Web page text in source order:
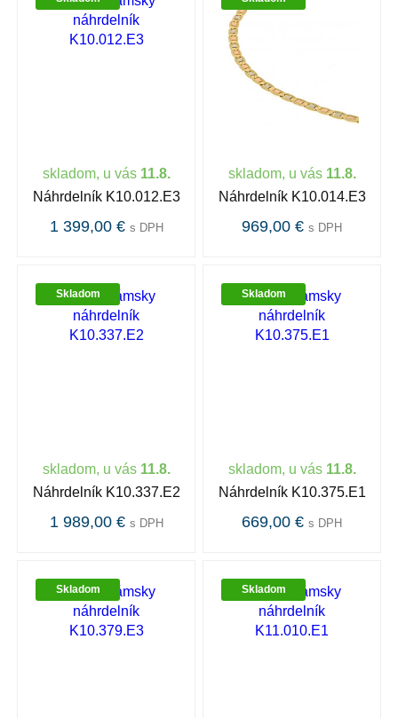
skladom, u vás 11.8.
Náhrdelník K10.012.E3
1 399,00 € s DPH
skladom, u vás 11.8.
Náhrdelník K10.014.E3
969,00 € s DPH
Skladom
skladom, u vás 11.8.
Náhrdelník K10.337.E2
1 989,00 € s DPH
Skladom
skladom, u vás 11.8.
Náhrdelník K10.375.E1
669,00 € s DPH
Skladom Skladom